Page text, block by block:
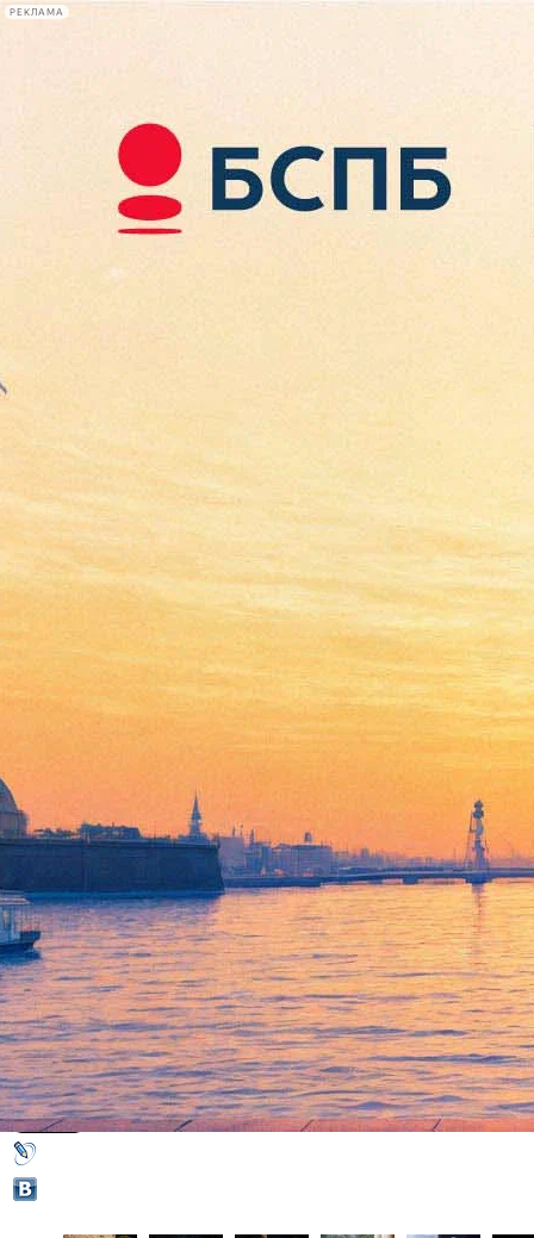
РЕКЛАМА
Сегодня:
2026.08.09
16:34
Афиша Plus
«Киберфест»: Цифровизация
до гробовой доски
03 февраля 2018,19:13 Версия для печати